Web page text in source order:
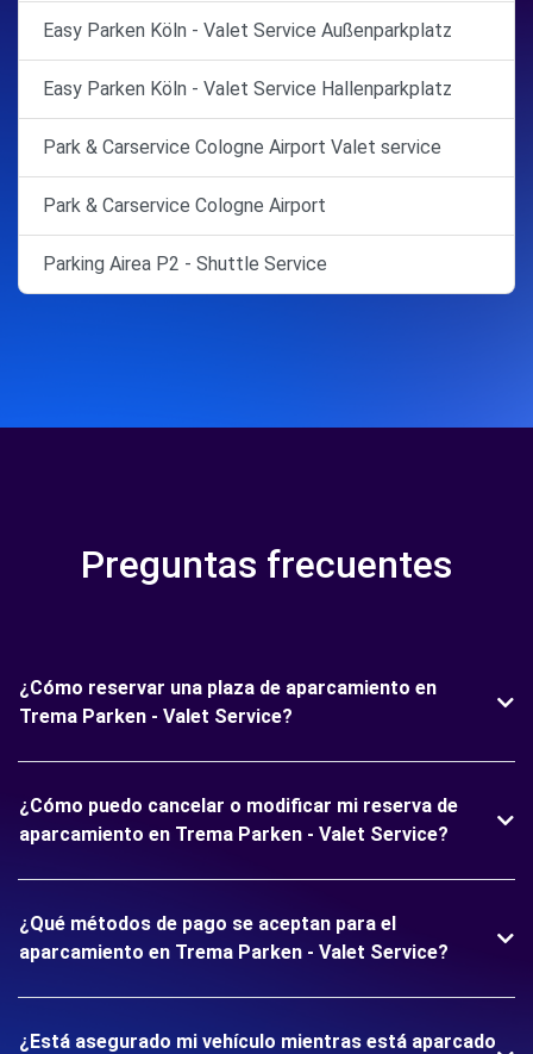
Easy Parken Köln - Valet Service Außenparkplatz
Easy Parken Köln - Valet Service Hallenparkplatz
Park & Carservice Cologne Airport Valet service
Park & Carservice Cologne Airport
Parking Airea P2 - Shuttle Service
Preguntas frecuentes
¿Cómo reservar una plaza de aparcamiento en
Trema Parken - Valet Service?
¿Cómo puedo cancelar o modificar mi reserva de
aparcamiento en Trema Parken - Valet Service?
¿Qué métodos de pago se aceptan para el
aparcamiento en Trema Parken - Valet Service?
¿Está asegurado mi vehículo mientras está aparcado